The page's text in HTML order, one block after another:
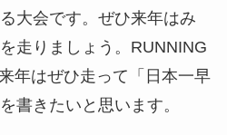
大会です。ぜひ来年はみ
走りましょう。RUNNING
年はぜひ走って「日本一早
書きたいと思います。